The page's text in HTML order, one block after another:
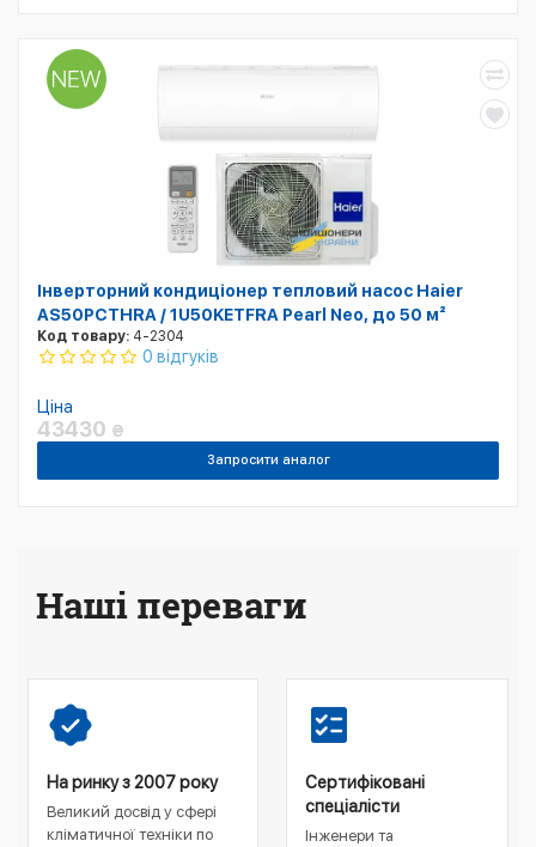
Інверторний кондиціонер тепловий насос Haier
AS50PCTHRA / 1U50KETFRA Pearl Neo, до 50 м²
Код товару: 4-2304
0 відгуків
Ціна
43430 ₴
Запросити аналог
Наші переваги
На ринку з 2007 року
Великий досвід у сфері
кліматичної техніки по
Сертифіковані
спеціалісти
Інженери та